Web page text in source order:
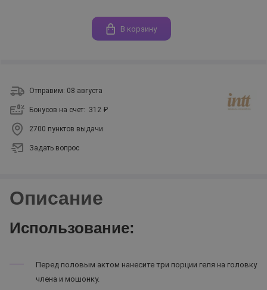
В корзину
Отправим: 08 августа
Бонусов на счет: 312 ₽
2700 пунктов выдачи
Задать вопрос
Описание
Использование:
Перед половым актом нанесите три порции геля на головку
члена и мошонку.